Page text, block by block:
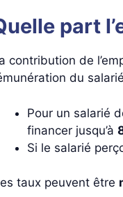
part
contribution de
du
Pour un salarié
financer jusqu’à
Si le salarié
taux peuvent être